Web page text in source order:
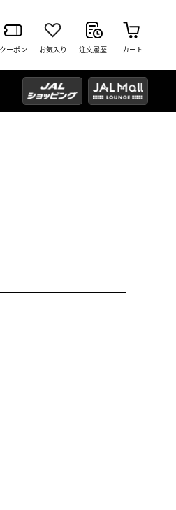
クーポン お気入り 注文履歴 カート